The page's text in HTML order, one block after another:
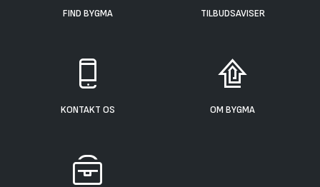
FIND BYGMA TILBUDSAVISER
KONTAKT OS OM BYGMA